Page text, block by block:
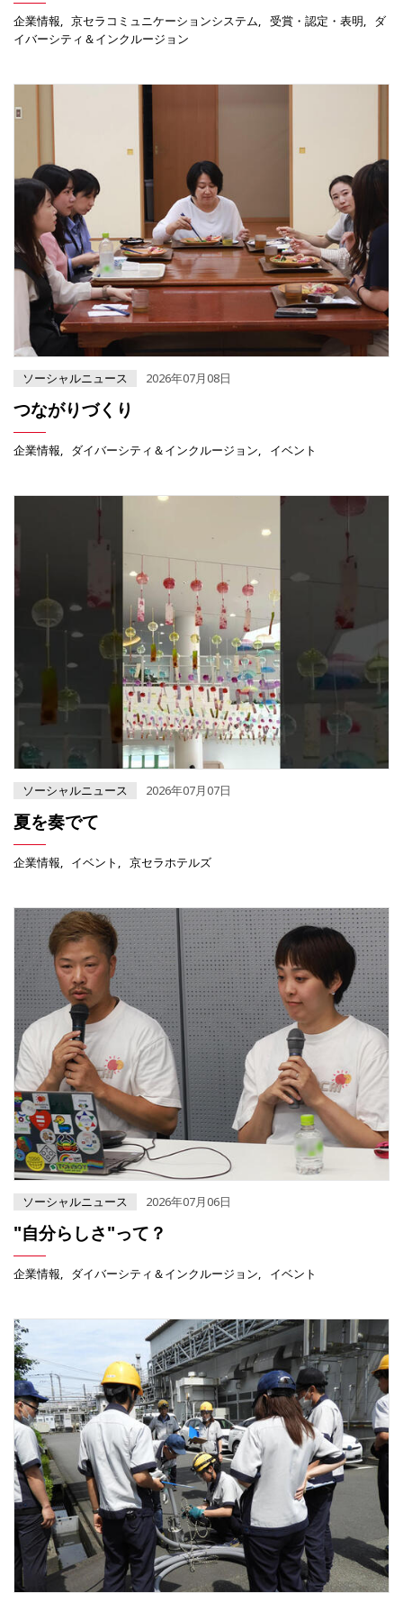
企業情報 京セラコミュニケーションシステム 受賞・認定・表明
ダ
イバーシティ＆インクルージョン
ソーシャルニュース 2026年07月08日
つながりづくり
企業情報 ダイバーシティ＆インクルージョン イベント
ソーシャルニュース 2026年07月07日
夏を奏でて
企業情報 イベント 京セラホテルズ
ソーシャルニュース 2026年07月06日
"自分らしさ"って？
企業情報 ダイバーシティ＆インクルージョン イベント